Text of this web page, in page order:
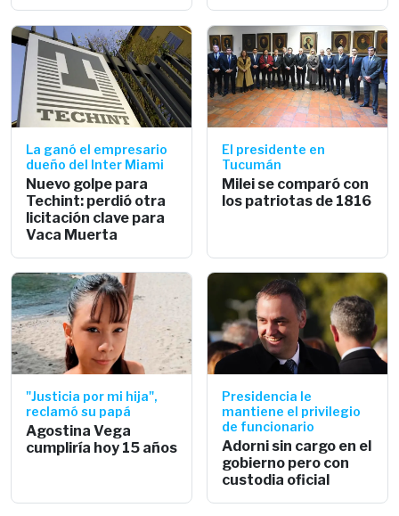
La ganó el empresario
dueño del Inter Miami
Nuevo golpe para
Techint: perdió otra
licitación clave para
Vaca Muerta
El presidente en
Tucumán
Milei se comparó con
los patriotas de 1816
"Justicia por mi hija",
reclamó su papá
Agostina Vega
cumpliría hoy 15 años
Presidencia le
mantiene el privilegio
de funcionario
Adorni sin cargo en el
gobierno pero con
custodia oficial